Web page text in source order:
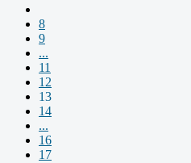
8
9
...
11
12
13
14
...
16
17